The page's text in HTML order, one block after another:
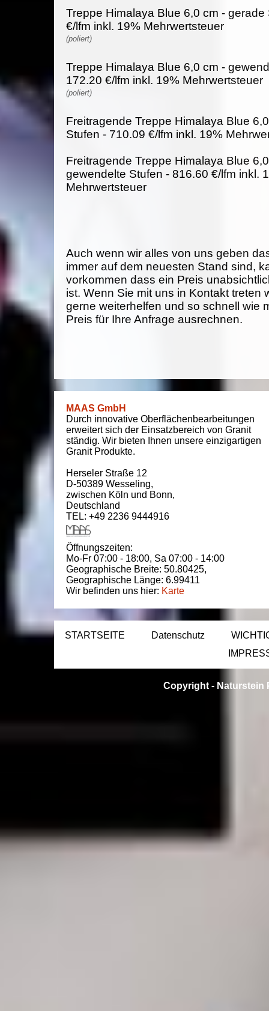
Treppe Himalaya Blue 6,0 cm - gerade
€/lfm inkl. 19% Mehrwertsteuer
(poliert)
Treppe Himalaya Blue 6,0 cm -
172.20 €/lfm inkl. 19% Mehrwertsteuer
(poliert)
Freitragende Treppe Himalaya Blue
Stufen - 710.09 €/lfm inkl. 19%
Freitragende Treppe Himalaya Blue
gewendelte Stufen - 816.60 €/lfm inkl.
Mehrwertsteuer
Auch wenn wir alles von uns geben
immer auf dem neuesten Stand sind,
vorkommen dass ein Preis
ist. Wenn Sie mit uns in Kontakt treten
gerne weiterhelfen und so schnell wie
Preis für Ihre Anfrage ausrechnen.
MAAS GmbH
Durch innovative Oberflächenbearbeitungen
erweitert sich der Einsatzbereich von Granit
ständig. Wir bieten Ihnen unsere einzigartigen
Granit Produkte.
Herseler Straße 12
D-50389 Wesseling,
zwischen Köln und Bonn,
Deutschland
TEL: +49 2236 9444916
Öffnungszeiten:
Mo-Fr 07:00 - 18:00, Sa 07:00 - 14:00
Geographische Breite: 50.80425,
Geographische Länge: 6.99411
Wir befinden uns hier: Karte
STARTSEITE Datenschutz
Copyright - Naturstein